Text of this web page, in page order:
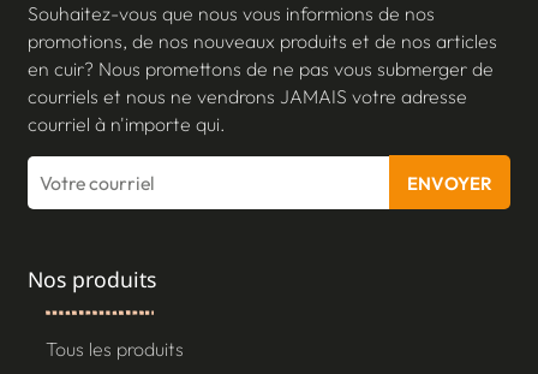
Souhaitez-vous que nous vous informions de nos
promotions, de nos nouveaux produits et de nos articles
en cuir? Nous promettons de ne pas vous submerger de
courriels et nous ne vendrons JAMAIS votre adresse
courriel à n'importe qui.
ENVOYER
Nos produits
Tous les produits